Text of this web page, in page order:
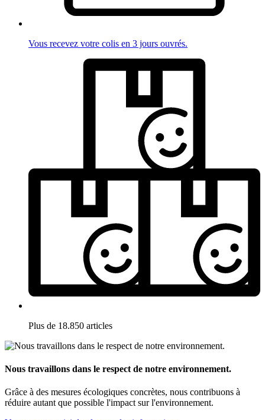
Vous recevez votre colis en 3 jours ouvrés.
Plus de 18.850 articles
Nous travaillons dans le respect de notre environnement.
Grâce à des mesures écologiques concrètes, nous contribuons à
réduire autant que possible l'impact sur l'environnement.